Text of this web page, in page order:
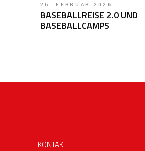
26. FEBRUAR 2026
BASEBALLREISE 2.0 UND
BASEBALLCAMPS
KONTAKT